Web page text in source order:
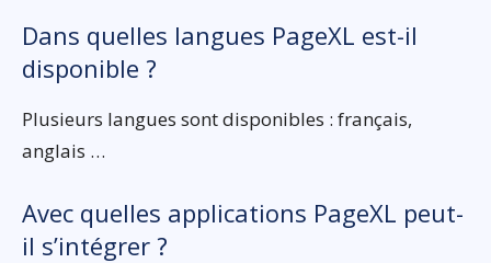
Dans quelles langues PageXL est-il
disponible ?
Plusieurs langues sont disponibles : français,
anglais …
Avec quelles applications PageXL peut-
il s’intégrer ?